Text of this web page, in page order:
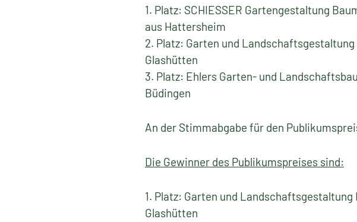
1. Platz: SCHIESSER Gartengestaltung
aus Hattersheim
2. Platz: Garten und Landschaftsgestaltung
Glashütten
3. Platz: Ehlers Garten- und
Büdingen
An der Stimmabgabe für den
Die Gewinner des Publikumspreises sind:
1. Platz: Garten und Landschaftsgestaltung
Glashütten